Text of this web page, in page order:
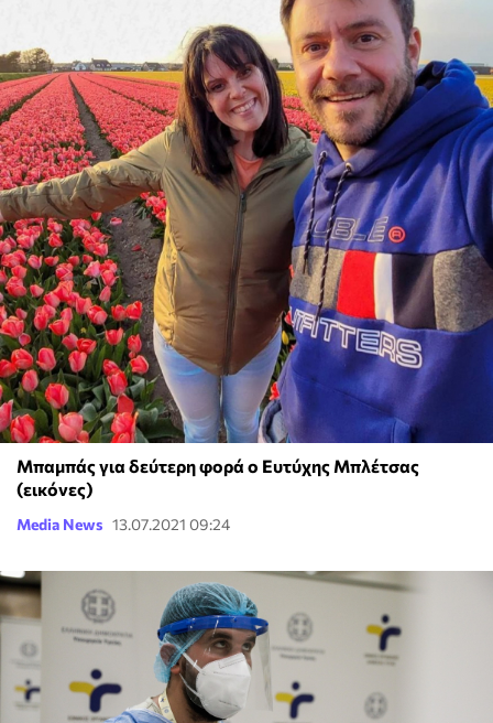
Μπαμπάς για δεύτερη φορά ο Ευτύχης Μπλέτσας
(εικόνες)
Media News 13.07.2021 09:24